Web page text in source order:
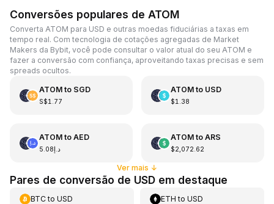
Conversões populares de ATOM
Converta ATOM para USD e outras moedas fiduciárias a taxas em
tempo real. Com tecnologia de cotações agregadas de Market
Makers da Bybit, você pode consultar o valor atual do seu ATOM e
fazer a conversão com confiança, aproveitando taxas precisas e sem
spreads ocultos.
ATOMto SGD
S$1.77
ATOMto USD
$1.38
ATOMto AED
د.إ5.08
ATOMto ARS
$2,072.62
Ver mais ↓
Pares de conversão de USD em destaque
BTCto USD ETH toUSD